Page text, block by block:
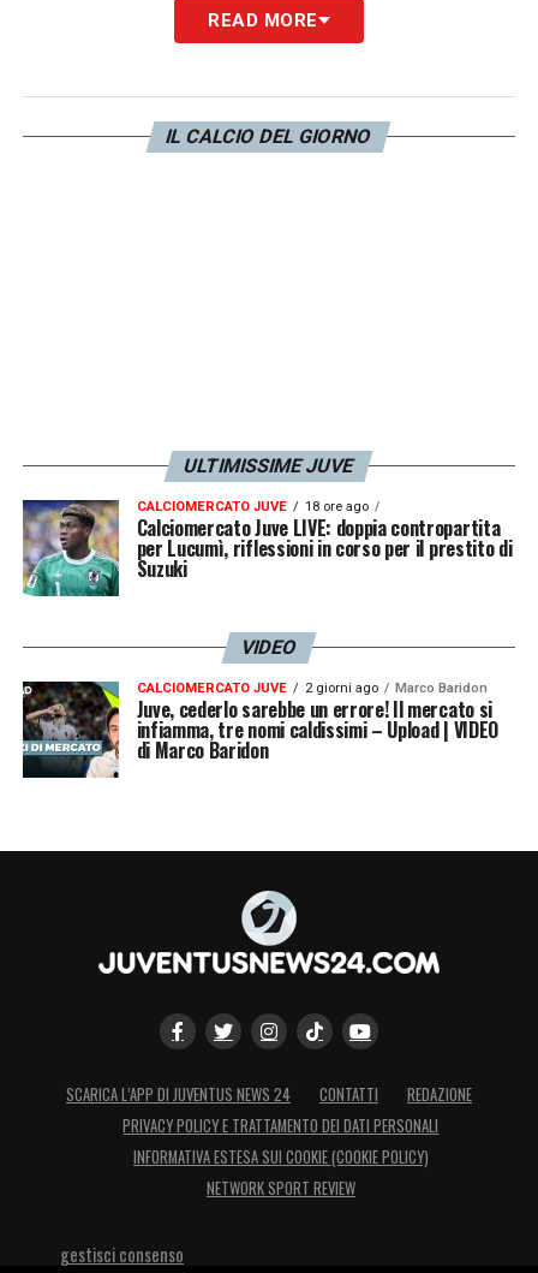
Un post condiviso da Juventus (@juventus)
LA PLAYLIST DELLE NOSTRE TOP NEWS
READ MORE
IL CALCIO DEL GIORNO
ULTIMISSIME JUVE
CALCIOMERCATO JUVE 18 ore ago
Calciomercato Juve LIVE: doppia contropartita
per Lucumì, riflessioni in corso per il prestito di
Suzuki
VIDEO
CALCIOMERCATO JUVE 2 giorni ago Marco Baridon
Juve, cederlo sarebbe un errore! Il mercato si
infiamma, tre nomi caldissimi – Upload | VIDEO
di Marco Baridon
SCARICA L’APP DI JUVENTUS NEWS 24 CONTATTI
REDAZIONE
PRIVACY POLICY E TRATTAMENTO DEI DATI PERSONALI
INFORMATIVA ESTESA SUI COOKIE (COOKIE POLICY)
NETWORK SPORT REVIEW
gestisci consenso